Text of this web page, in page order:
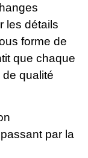
les détails
forme de
que chaque
qualité
par la